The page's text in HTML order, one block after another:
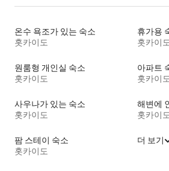
온수 욕조가 있는 숙소
홋카이도
휴가용
홋카이
원룸형 개인실 숙소
홋카이도
아파트
홋카이
사우나가 있는 숙소
홋카이도
해변에
홋카이
팜 스테이 숙소
홋카이도
더 보기